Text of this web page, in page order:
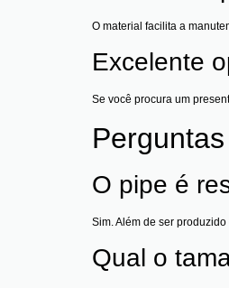
O material facilita a
Excelente
Se você procura um
O pipe é
Sim. Além de ser
Qual o